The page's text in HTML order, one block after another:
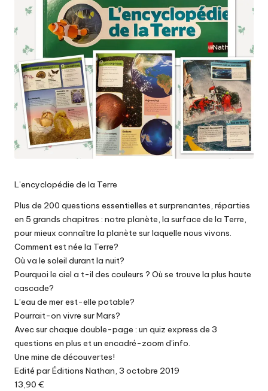
L’encyclopédie de la Terre
Plus de 200 questions essentielles et surprenantes, réparties
en 5 grands chapitres : notre planète, la surface de la Terre,
pour mieux connaître la planète sur laquelle nous vivons.
Comment est née la Terre?
Où va le soleil durant la nuit?
Pourquoi le ciel a t-il des couleurs ? Où se trouve la plus haute
cascade?
L’eau de mer est-elle potable?
Pourrait-on vivre sur Mars?
Avec sur chaque double-page : un quiz express de 3
questions en plus et un encadré-zoom d’info.
Une mine de découvertes!
Edité par Éditions Nathan, 3 octobre 2019
13,90 €